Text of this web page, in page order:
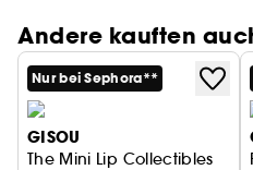
Andere kauften
Nur bei Sephora**
GISOU
The Mini Lip Collectibles